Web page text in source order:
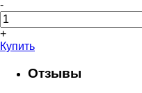
-
+
Купить
Отзывы